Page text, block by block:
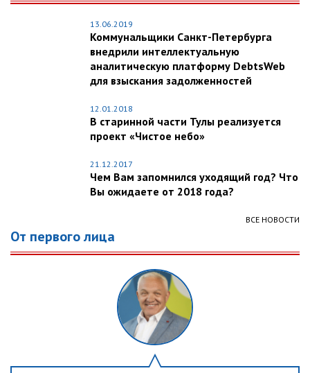
13.06.2019
Коммунальщики Санкт-Петербурга
внедрили интеллектуальную
аналитическую платформу DebtsWeb
для взыскания задолженностей
12.01.2018
В старинной части Тулы реализуется
проект «Чистое небо»
21.12.2017
Чем Вам запомнился уходящий год? Что
Вы ожидаете от 2018 года?
ВСЕ НОВОСТИ
От первого лица